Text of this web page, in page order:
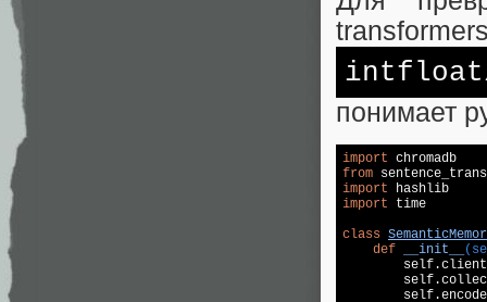
понимает
import
from
import
import time
class
def
__init__